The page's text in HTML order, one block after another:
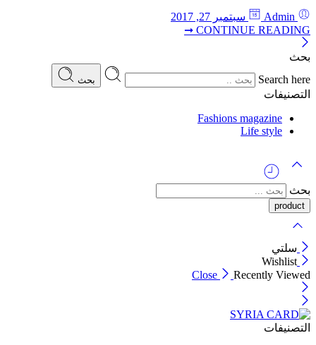
سبتمبر 27, 2017
CONTINUE READING ➞
بحث
Search here
بحث
التصنيفات
Fashions magazine
Life style
بحث
سلتي
Wishlist
Close
Recently Viewed
التصنيفات